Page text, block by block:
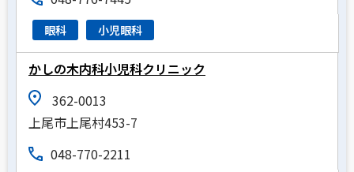
眼科 小児眼科
かしの木内科小児科クリニック
362-0013
上尾市上尾村453-7
048-770-2211